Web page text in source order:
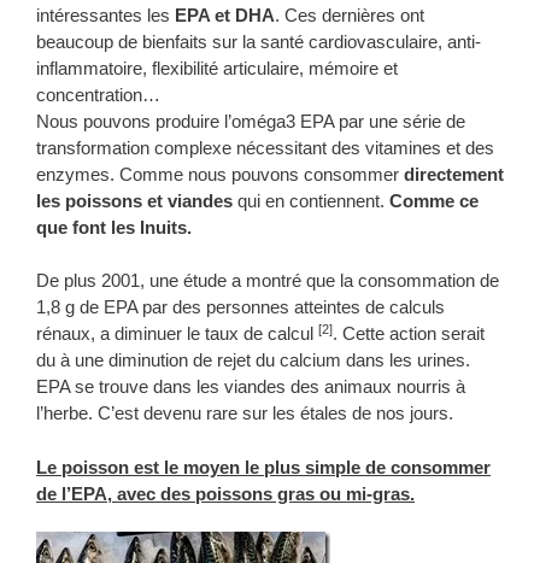
intéressantes les EPA et DHA. Ces dernières ont
beaucoup de bienfaits sur la santé cardiovasculaire, anti-
inflammatoire, flexibilité articulaire, mémoire et
concentration…
Nous pouvons produire l’oméga3 EPA par une série de
transformation complexe nécessitant des vitamines et des
enzymes. Comme nous pouvons consommer directement
les poissons et viandes qui en contiennent. Comme ce
que font les Inuits.
De plus 2001, une étude a montré que la consommation de
1,8 g de EPA par des personnes atteintes de calculs
rénaux, a diminuer le taux de calcul [2]. Cette action serait
du à une diminution de rejet du calcium dans les urines.
EPA se trouve dans les viandes des animaux nourris à
l’herbe. C’est devenu rare sur les étales de nos jours.
Le poisson est le moyen le plus simple de consommer
de l’EPA, avec des poissons gras ou mi-gras.